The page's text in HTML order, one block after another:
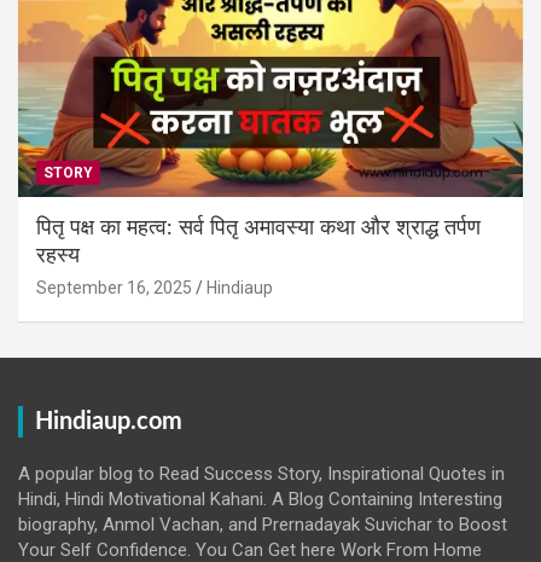
STORY
पितृ पक्ष का महत्व: सर्व पितृ अमावस्या कथा और श्राद्ध तर्पण
रहस्य
September 16, 2025 Hindiaup
Hindiaup.com
A popular blog to Read Success Story, Inspirational Quotes in
Hindi, Hindi Motivational Kahani. A Blog Containing Interesting
biography, Anmol Vachan, and Prernadayak Suvichar to Boost
Your Self Confidence. You Can Get here Work From Home